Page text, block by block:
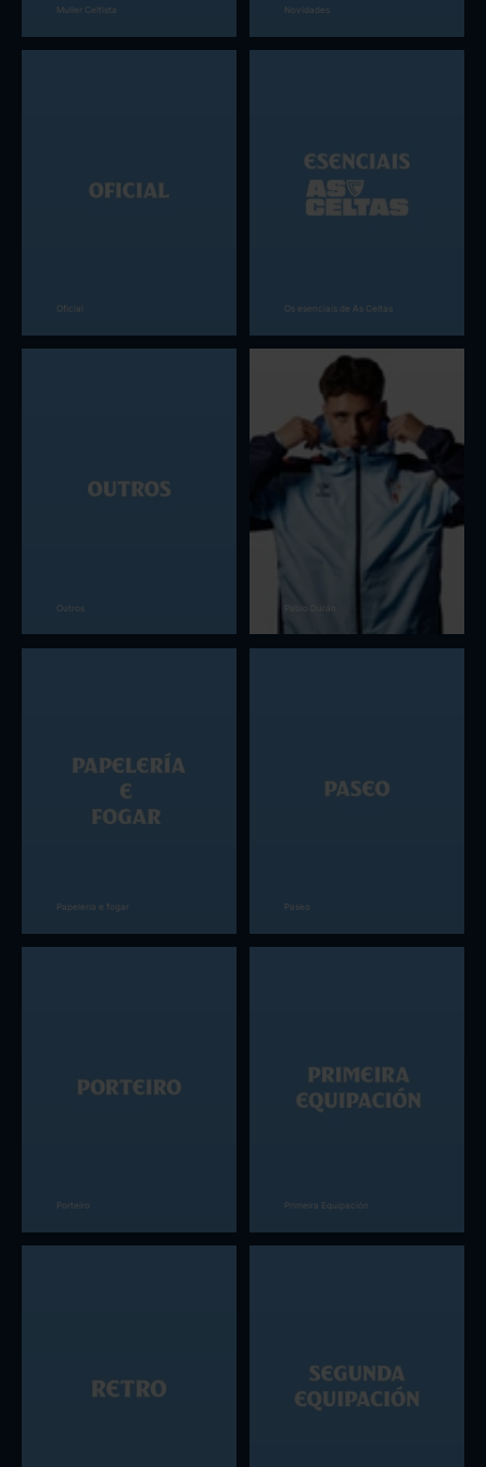
Muller Celtista Novidades
Oficial Os esenciais de As Celtas
Outros Pablo Durán
Papelería e fogar Paseo
Porteiro Primeira Equipación